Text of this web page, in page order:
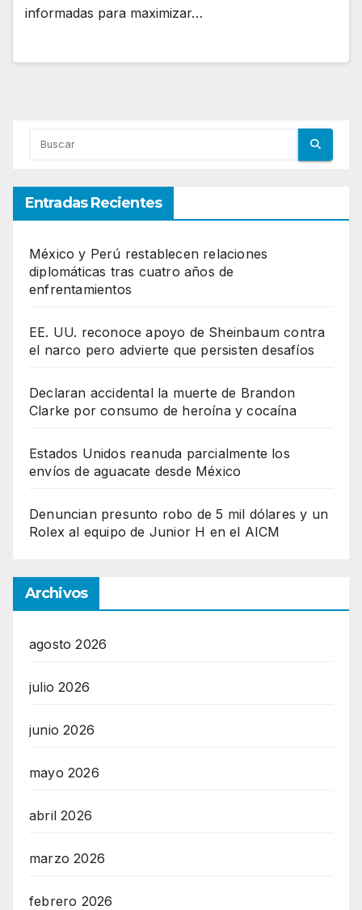
informadas para maximizar…
Entradas Recientes
México y Perú restablecen relaciones
diplomáticas tras cuatro años de
enfrentamientos
EE. UU. reconoce apoyo de Sheinbaum contra
el narco pero advierte que persisten desafíos
Declaran accidental la muerte de Brandon
Clarke por consumo de heroína y cocaína
Estados Unidos reanuda parcialmente los
envíos de aguacate desde México
Denuncian presunto robo de 5 mil dólares y un
Rolex al equipo de Junior H en el AICM
Archivos
agosto 2026
julio 2026
junio 2026
mayo 2026
abril 2026
marzo 2026
febrero 2026